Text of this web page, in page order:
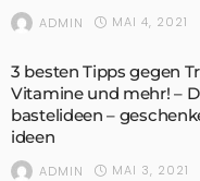
ADMIN MAI 4, 2021
3 besten Tipps gegen
Vitamine und mehr! –
bastelideen –
ideen
ADMIN MAI 3, 2021